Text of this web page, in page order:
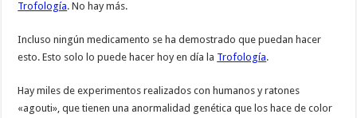
Trofología. No hay más.
Incluso ningún medicamento se ha demostrado que puedan hacer
esto. Esto solo lo puede hacer hoy en día la Trofología.
Hay miles de experimentos realizados con humanos y ratones
«agouti», que tienen una anormalidad genética que los hace de color